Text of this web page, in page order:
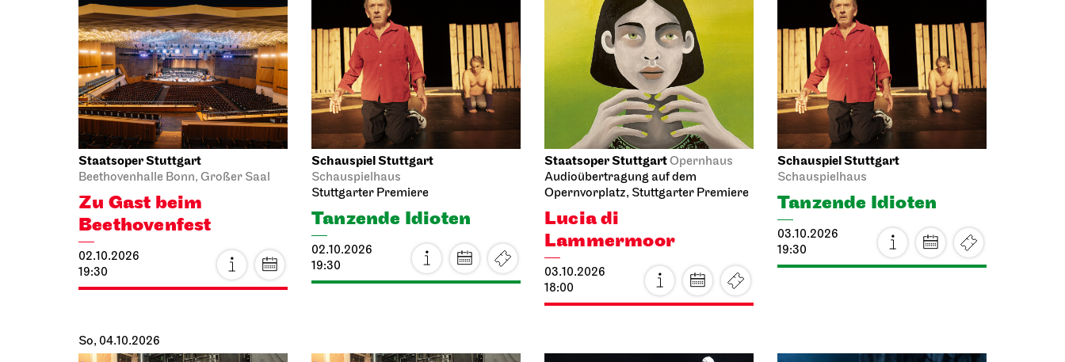
Staatsoper Stuttgart
Beethovenhalle Bonn, Großer Saal
Zu Gast beim
Beethovenfest
02.10.2026
19:30
Schauspiel Stuttgart
Schauspielhaus
Stuttgarter Premiere
Tanzende Idioten
02.10.2026
19:30
Staatsoper StuttgartOpernhaus
Audioübertragung auf dem
Opernvorplatz, Stuttgarter Premiere
Lucia di
Lammermoor
03.10.2026
18:00
Schauspiel Stuttgart
Schauspielhaus
Tanzende Idioten
03.10.2026
19:30
So, 04.10.2026